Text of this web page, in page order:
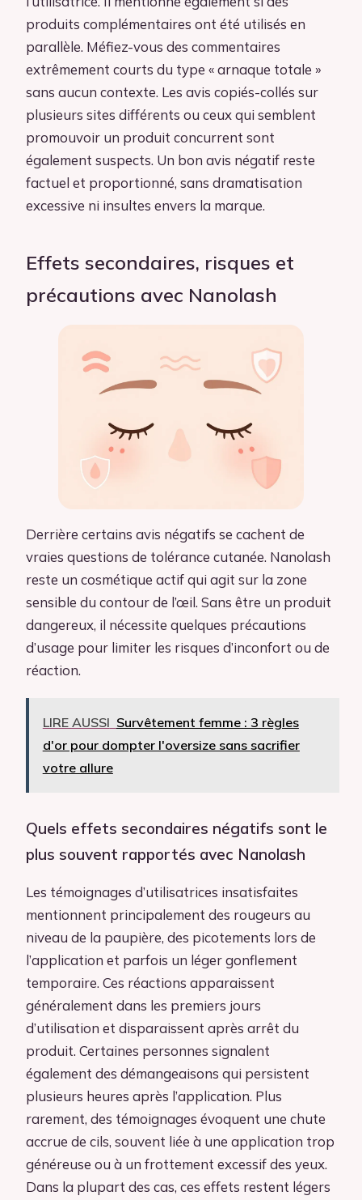
produits complémentaires ont été utilisés en
parallèle. Méfiez-vous des commentaires
extrêmement courts du type « arnaque totale »
sans aucun contexte. Les avis copiés-collés sur
plusieurs sites différents ou ceux qui semblent
promouvoir un produit concurrent sont
également suspects. Un bon avis négatif reste
factuel et proportionné, sans dramatisation
excessive ni insultes envers la marque.
Effets secondaires, risques et
précautions avec Nanolash
Derrière certains avis négatifs se cachent de
vraies questions de tolérance cutanée. Nanolash
reste un cosmétique actif qui agit sur la zone
sensible du contour de l’œil. Sans être un produit
dangereux, il nécessite quelques précautions
d’usage pour limiter les risques d’inconfort ou de
réaction.
LIRE AUSSI Survêtement femme : 3 règles
d'or pour dompter l'oversize sans sacrifier
votre allure
Quels effets secondaires négatifs sont le
plus souvent rapportés avec Nanolash
Les témoignages d’utilisatrices insatisfaites
mentionnent principalement des rougeurs au
niveau de la paupière, des picotements lors de
l’application et parfois un léger gonflement
temporaire. Ces réactions apparaissent
généralement dans les premiers jours
d’utilisation et disparaissent après arrêt du
produit. Certaines personnes signalent
également des démangeaisons qui persistent
plusieurs heures après l’application. Plus
rarement, des témoignages évoquent une chute
accrue de cils, souvent liée à une application trop
généreuse ou à un frottement excessif des yeux.
Dans la plupart des cas, ces effets restent légers